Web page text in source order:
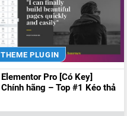
THEME PLUGIN
Elementor Pro [Có Key]
Chính hãng – Top #1 Kéo thả